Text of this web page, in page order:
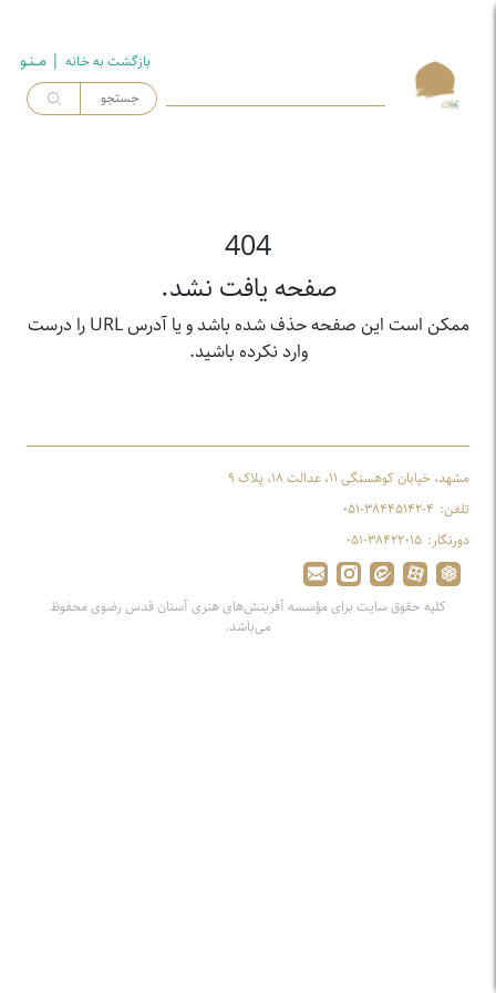
بازگشت به خـانه | مــنـو
404
صفحه یافت نشد.
ممکن است این صفحه حذف شده باشد و یا آدرس URL را درست
وارد نکرده باشید.
مشهد، خیابان کوهسنگی ۱۱، عدالت ۱۸، پلاک ۹
تلفن: ۰۵۱-۳۸۴۴۵۱۴۲-۴
دورنگار: ۰۵۱-۳۸۴۲۲۰۱۵
کلیه حقوق سایت برای مؤسسه آفرینش‌های هنری آستان قدس رضوی محفوظ
می‌باشد.